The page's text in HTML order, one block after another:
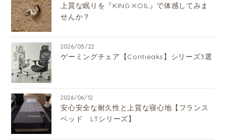
上質な眠りを『KING KOIL』で体感してみま
せんか？
2026/05/22
ゲーミングチェア【Contieaks】シリーズ3選
2026/06/12
安心安全な耐久性と上質な寝心地【フランス
ベッド LTシリーズ】